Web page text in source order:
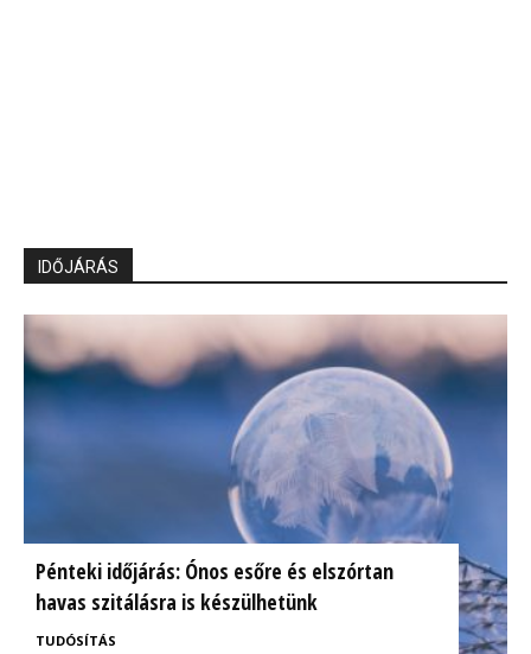
IDŐJÁRÁS
Pénteki időjárás: Ónos esőre és elszórtan
havas szitálásra is készülhetünk
TUDÓSÍTÁS